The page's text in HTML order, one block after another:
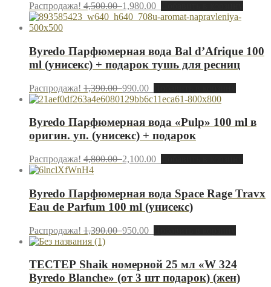
Распродажа! 4,500.001,980.00
Byredo Парфюмерная вода Bal d’Afrique 100
ml (унисекс) + подарок тушь для ресниц
Распродажа! 1,390.00990.00
Byredo Парфюмерная вода «Pulp» 100 ml в
оригин. уп. (унисекс) + подарок
Распродажа! 4,800.002,100.00
Byredo Парфюмерная вода Space Rage Travx
Eau de Parfum 100 ml (унисекс)
Распродажа! 1,390.00950.00
ТЕСТЕР Shaik номерной 25 мл «W 324
Byredo Blanche» (от 3 шт подарок) (жен)